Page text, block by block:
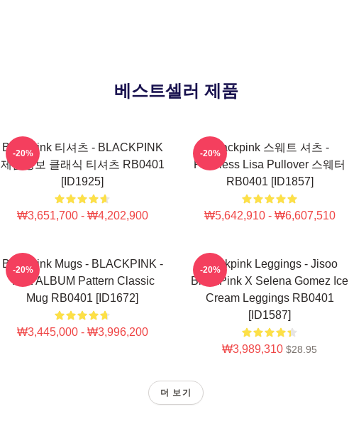
베스트셀러 제품
Blackpink 티셔츠 - BLACKPINK
제품정보 클래식 티셔츠 RB0401
[ID1925]
₩3,651,700 - ₩4,202,900
-20%
Blackpink 스웨트 셔츠 -
Faceless Lisa Pullover 스웨터
RB0401 [ID1857]
₩5,642,910 - ₩6,607,510
-20%
Blackpink Mugs - BLACKPINK -
THE ALBUM Pattern Classic
Mug RB0401 [ID1672]
₩3,445,000 - ₩3,996,200
-20%
Blackpink Leggings - Jisoo
BlackPink X Selena Gomez Ice
Cream Leggings RB0401
[ID1587]
₩3,989,310 $28.95
-20%
더 보기